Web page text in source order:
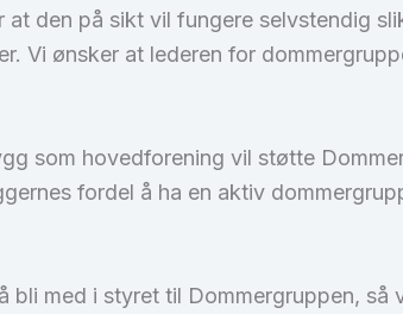
at den på sikt vil fungere selvstendig
Vi ønsker at lederen for
som hovedforening vil støtte
fordel å ha en aktiv
bli med i styret til Dommergruppen,